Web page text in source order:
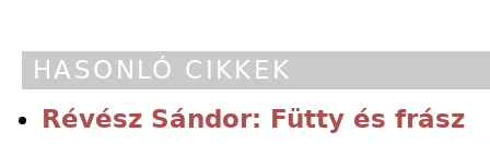
HASONLÓ CIKKEK
Révész Sándor: Fütty és frász